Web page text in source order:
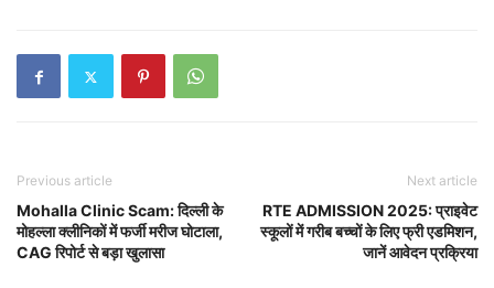
Previous article
Mohalla Clinic Scam: दिल्ली के
मोहल्ला क्लीनिकों में फर्जी मरीज घोटाला,
CAG रिपोर्ट से बड़ा खुलासा
Next article
RTE ADMISSION 2025: प्राइवेट
स्कूलों में गरीब बच्चों के लिए फ्री एडमिशन,
जानें आवेदन प्रक्रिया